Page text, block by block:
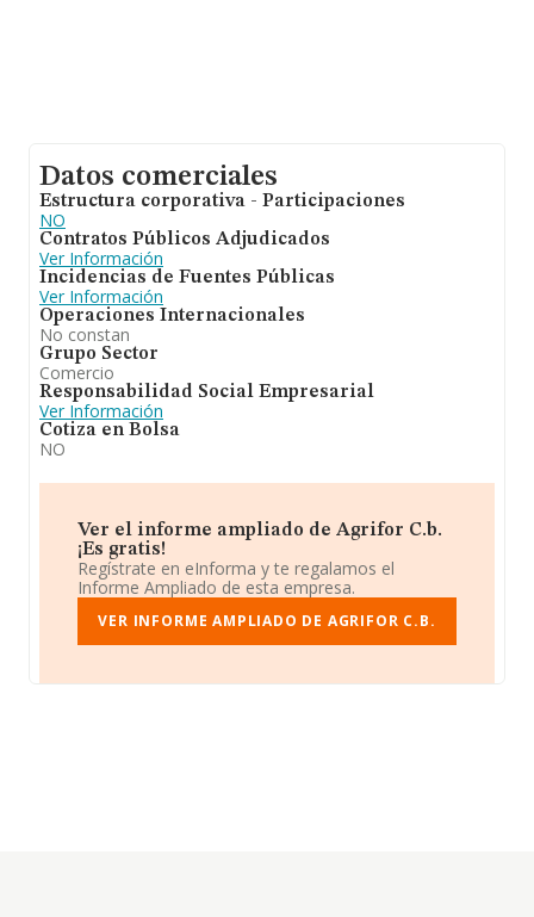
Datos comerciales
Estructura corporativa - Participaciones
NO
Contratos Públicos Adjudicados
Ver Información
Incidencias de Fuentes Públicas
Ver Información
Operaciones Internacionales
No constan
Grupo Sector
Comercio
Responsabilidad Social Empresarial
Ver Información
Cotiza en Bolsa
NO
Ver el informe ampliado de Agrifor C.b.
¡Es gratis!
Regístrate en eInforma y te regalamos el
Informe Ampliado de esta empresa.
VER INFORME AMPLIADO DE AGRIFOR C.B.